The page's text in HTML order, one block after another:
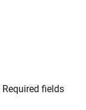
Required fields